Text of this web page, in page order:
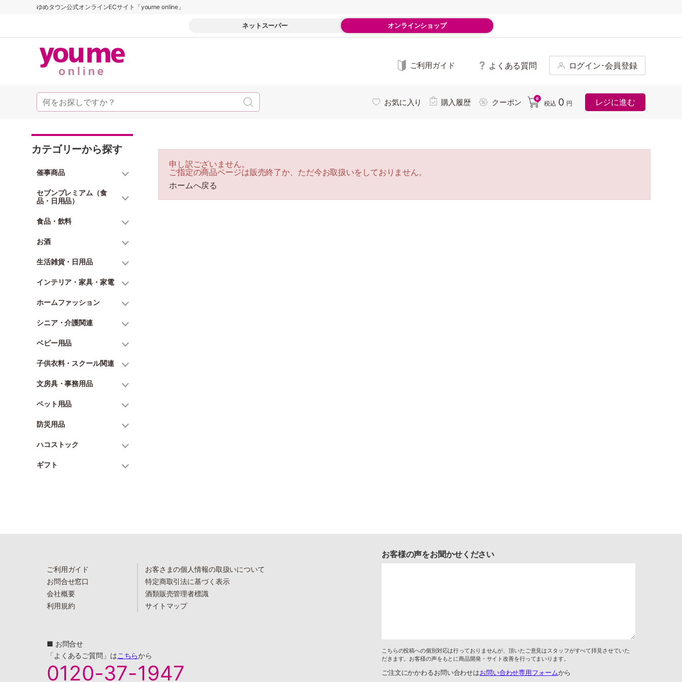
ゆめタウン公式オンラインECサイト「youme online」
ネットスーパー オンラインショップ
ご利用ガイド よくある質問 ログイン･会員登録
お気に入り 購入履歴 クーポン 0
税込 0 円 レジに進む
カテゴリーから探す
催事商品
セブンプレミアム（食
品・日用品）
食品・飲料
お酒
生活雑貨・日用品
インテリア・家具・家電
ホームファッション
シニア・介護関連
ベビー用品
子供衣料・スクール関連
文房具・事務用品
ペット用品
防災用品
ハコストック
ギフト
申し訳ございません。
ご指定の商品ページは販売終了か、ただ今お取扱いをしておりません。
ホームへ戻る
ご利用ガイド
お問合せ窓口
会社概要
利用規約
お客さまの個人情報の取扱いについて
特定商取引法に基づく表示
酒類販売管理者標識
サイトマップ
■ お問合せ
「よくあるご質問」はこちらから
0120-37-1947
お客様の声をお聞かせください
こちらの投稿への個別対応は行っておりませんが、頂いたご意見はスタッフがすべて拝見させていた
だきます。お客様の声をもとに商品開発・サイト改善を行ってまいります。
ご注文にかかわるお問い合わせはお問い合わせ専用フォームから